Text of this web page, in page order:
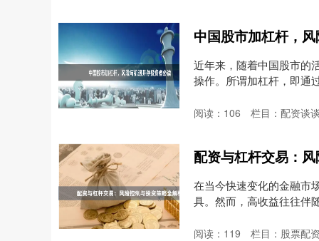
中国股市加杠杆，
近年来，随着中国股市的
操作。所谓加杠杆，即通
阅读： 106 栏目： 配资谈
配资与杠杆交易：
在当今快速变化的金融市
具。然而，高收益往往伴
阅读： 119 栏目： 股票配